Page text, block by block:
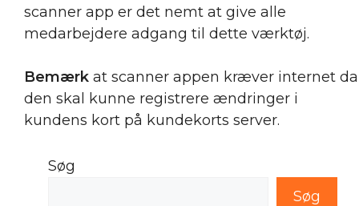
scanner app er det nemt at give alle
medarbejdere adgang til dette værktøj.
Bemærk at scanner appen kræver internet da
den skal kunne registrere ændringer i
kundens kort på kundekorts server.
Søg
Søg